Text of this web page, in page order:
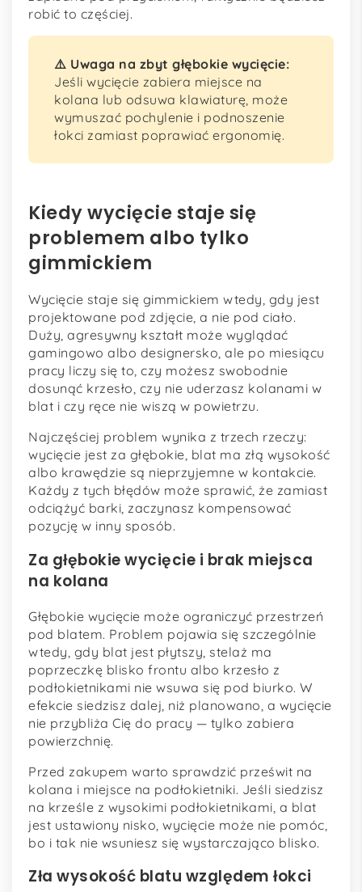
robić to częściej.
⚠️ Uwaga na zbyt głębokie wycięcie:
Jeśli wycięcie zabiera miejsce na
kolana lub odsuwa klawiaturę, może
wymuszać pochylenie i podnoszenie
łokci zamiast poprawiać ergonomię.
Kiedy wycięcie staje się
problemem albo tylko
gimmickiem
Wycięcie staje się gimmickiem wtedy, gdy jest
projektowane pod zdjęcie, a nie pod ciało.
Duży, agresywny kształt może wyglądać
gamingowo albo designersko, ale po miesiącu
pracy liczy się to, czy możesz swobodnie
dosunąć krzesło, czy nie uderzasz kolanami w
blat i czy ręce nie wiszą w powietrzu.
Najczęściej problem wynika z trzech rzeczy:
wycięcie jest za głębokie, blat ma złą wysokość
albo krawędzie są nieprzyjemne w kontakcie.
Każdy z tych błędów może sprawić, że zamiast
odciążyć barki, zaczynasz kompensować
pozycję w inny sposób.
Za głębokie wycięcie i brak miejsca
na kolana
Głębokie wycięcie może ograniczyć przestrzeń
pod blatem. Problem pojawia się szczególnie
wtedy, gdy blat jest płytszy, stelaż ma
poprzeczkę blisko frontu albo krzesło z
podłokietnikami nie wsuwa się pod biurko. W
efekcie siedzisz dalej, niż planowano, a wycięcie
nie przybliża Cię do pracy — tylko zabiera
powierzchnię.
Przed zakupem warto sprawdzić prześwit na
kolana i miejsce na podłokietniki. Jeśli siedzisz
na krześle z wysokimi podłokietnikami, a blat
jest ustawiony nisko, wycięcie może nie pomóc,
bo i tak nie wsuniesz się wystarczająco blisko.
Zła wysokość blatu względem łokci